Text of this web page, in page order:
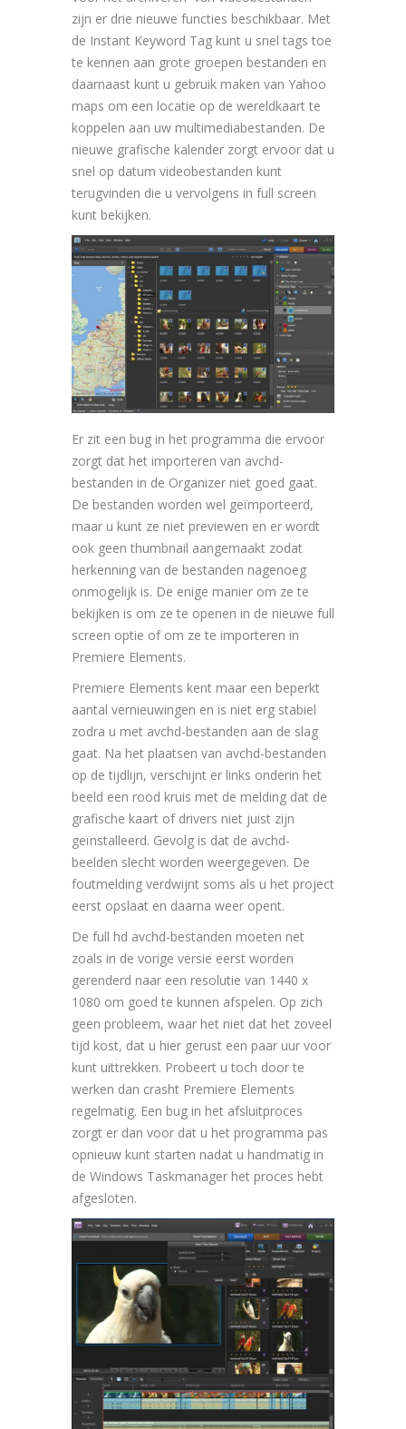
zijn er drie nieuwe functies beschikbaar. Met
de Instant Keyword Tag kunt u snel tags toe
te kennen aan grote groepen bestanden en
daarnaast kunt u gebruik maken van Yahoo
maps om een locatie op de wereldkaart te
koppelen aan uw multimediabestanden. De
nieuwe grafische kalender zorgt ervoor dat u
snel op datum videobestanden kunt
terugvinden die u vervolgens in full screen
kunt bekijken.
Er zit een bug in het programma die ervoor
zorgt dat het importeren van avchd-
bestanden in de Organizer niet goed gaat.
De bestanden worden wel geïmporteerd,
maar u kunt ze niet previewen en er wordt
ook geen thumbnail aangemaakt zodat
herkenning van de bestanden nagenoeg
onmogelijk is. De enige manier om ze te
bekijken is om ze te openen in de nieuwe full
screen optie of om ze te importeren in
Premiere Elements.
Premiere Elements kent maar een beperkt
aantal vernieuwingen en is niet erg stabiel
zodra u met avchd-bestanden aan de slag
gaat. Na het plaatsen van avchd-bestanden
op de tijdlijn, verschijnt er links onderin het
beeld een rood kruis met de melding dat de
grafische kaart of drivers niet juist zijn
geïnstalleerd. Gevolg is dat de avchd-
beelden slecht worden weergegeven. De
foutmelding verdwijnt soms als u het project
eerst opslaat en daarna weer opent.
De full hd avchd-bestanden moeten net
zoals in de vorige versie eerst worden
gerenderd naar een resolutie van 1440 x
1080 om goed te kunnen afspelen. Op zich
geen probleem, waar het niet dat het zoveel
tijd kost, dat u hier gerust een paar uur voor
kunt uittrekken. Probeert u toch door te
werken dan crasht Premiere Elements
regelmatig. Een bug in het afsluitproces
zorgt er dan voor dat u het programma pas
opnieuw kunt starten nadat u handmatig in
de Windows Taskmanager het proces hebt
afgesloten.